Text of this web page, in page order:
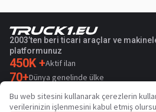
2003’ten beri ticari araçlar ve
platformunuz
450K +Aktif ilan
70+Dünya genelinde ülke
36 Desteklenen dil
Bu web sitesini kullanarak çerezlerin
verilerinizin işlenmesini kabul etmiş